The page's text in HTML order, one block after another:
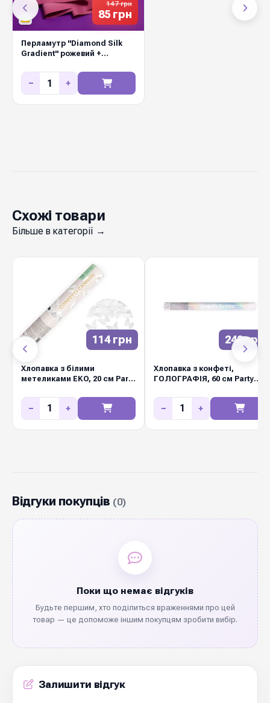
активно використовується у святкових
букетах, вітринних композиціях та авторських
роботах. Купуйте оптом у Diamond Pack.
147 грн
85 грн
Перламутр "Diamond Silk
Gradient" рожевий +
− +
Схожі товари
Більше в категорії →
114 грн
Хлопавка з білими
метеликами EKO, 20 см Party
− +
242 грн
Хлопавка з конфеті,
ГОЛОГРАФІЯ, 60 см Party
− +
Відгуки покупців (0)
Поки що немає відгуків
Будьте першим, хто поділиться враженнями про цей
товар — це допоможе іншим покупцям зробити вибір.
Залишити відгук